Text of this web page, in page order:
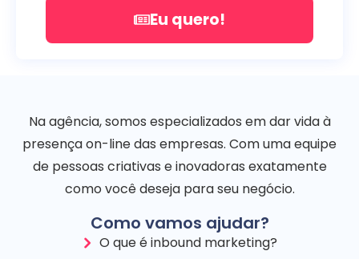
Eu quero!
Na agência, somos especializados em dar vida à
presença on-line das empresas. Com uma equipe
de pessoas criativas e inovadoras exatamente
como você deseja para seu negócio.
Como vamos ajudar?
O que é inbound marketing?